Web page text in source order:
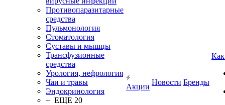
Противопаразитарные
средства
Пульмонология
Стоматология
Суставы и мышцы
Трансфузионные
средства
Урология, нефрология
Чаи и травы
Эндокринология
+ ЕЩЕ 20
Акции
Новости Бренды